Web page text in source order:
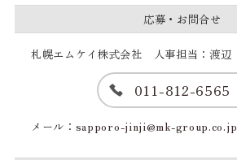
応募・お問合せ
札幌エムケイ株式会社 人事担当：渡辺
011-812-6565
メール： sapporo-jinji@mk-group.co.jp